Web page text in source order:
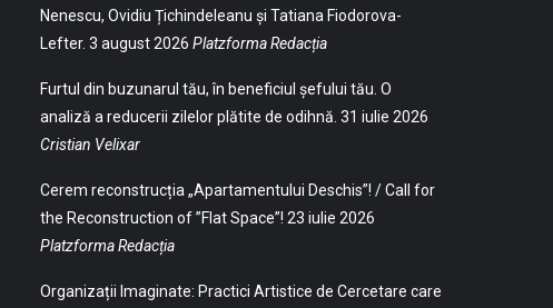
Nenescu, Ovidiu Țichindeleanu și Tatiana Fiodorova-
Lefter. 3 august 2026 Platzforma Redacția
Furtul din buzunarul tău, în beneficiul șefului tău. O
analiză a reducerii zilelor plătite de odihnă. 31 iulie 2026
Cristian Velixar
Cerem reconstrucția „Apartamentului Deschis”! / Call for
the Reconstruction of ”Flat Space”! 23 iulie 2026
Platzforma Redacția
Organizații Imaginate: Practici Artistice de Cercetare care